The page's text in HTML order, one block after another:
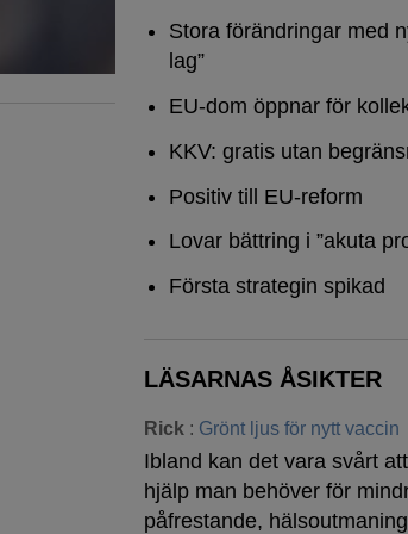
Stora förändringar med
lag”
EU-dom öppnar för
KKV: gratis utan
Positiv till EU-reform
Lovar bättring i ”akuta
Första strategin spikad
LÄSARNAS ÅSIKTER
Rick : Grönt ljus för nytt vaccin
Ibland kan det vara svårt
hjälp man behöver för
påfrestande,